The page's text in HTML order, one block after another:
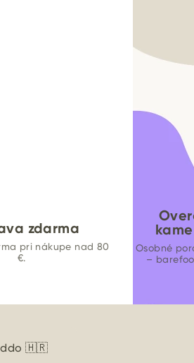
zdarma
pri nákupe nad 80
€.
Osobné
–
🇭🇷